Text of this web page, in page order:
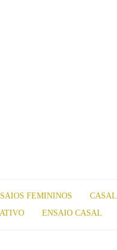
FEMININOS CASAL
ENSAIO CASAL